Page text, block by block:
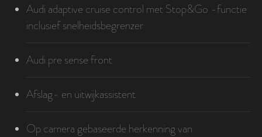
Audi adaptive cruise control met Stop&Go -functie
inclusief snelheidsbegrenzer
Audi pre sense front
Afslag- en uitwijkassistent
Op camera gebaseerde herkenning van